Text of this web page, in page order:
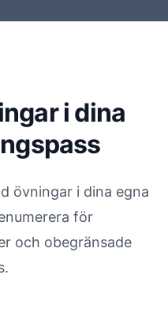
i dina
övningar i dina egna
för
och obegränsade